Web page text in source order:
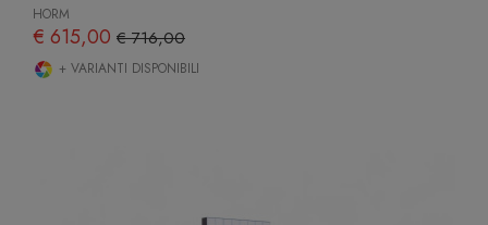
HORM
€ 615,00 € 716,00
+ VARIANTI DISPONIBILI